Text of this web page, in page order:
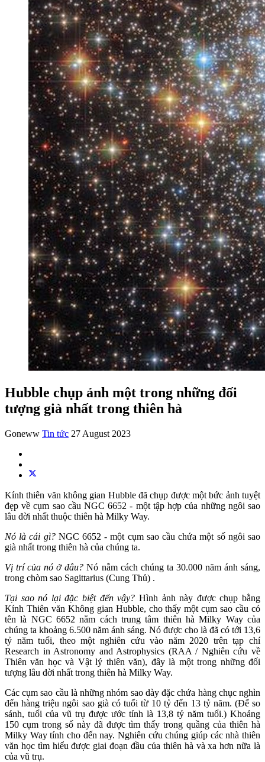
Hubble chụp ảnh một trong những đối
tượng già nhất trong thiên hà
Goneww Tin tức 27 August 2023
Kính thiên văn không gian Hubble đã chụp được một bức ảnh tuyệt
đẹp về cụm sao cầu NGC 6652 - một tập hợp của những ngôi sao
lâu đời nhất thuộc thiên hà Milky Way.
Nó là cái gì?NGC 6652 - một cụm sao cầu chứa một số ngôi sao
già nhất trong thiên hà của chúng ta.
Vị trí của nó ở đâu? Nó nằm cách chúng ta 30.000 năm ánh sáng,
trong chòm sao Sagittarius (Cung Thủ) .
Tại sao nó lại đặc biệt đến vậy? Hình ảnh này được chụp bằng
Kính Thiên văn Không gian Hubble, cho thấy một cụm sao cầu có
tên là NGC 6652 nằm cách trung tâm thiên hà Milky Way của
chúng ta khoảng 6.500 năm ánh sáng. Nó được cho là đã có tới 13,6
tỷ năm tuổi, theo một nghiên cứu vào năm 2020 trên tạp chí
Research in Astronomy and Astrophysics (RAA / Nghiên cứu về
Thiên văn học và Vật lý thiên văn), đây là một trong những đối
tượng lâu đời nhất trong thiên hà Milky Way.
Các cụm sao cầu là những nhóm sao dày đặc chứa hàng chục nghìn
đến hàng triệu ngôi sao già có tuổi từ 10 tỷ đến 13 tỷ năm. (Để so
sánh, tuổi của vũ trụ được ước tính là 13,8 tỷ năm tuổi.) Khoảng
150 cụm trong số này đã được tìm thấy trong quầng của thiên hà
Milky Way tính cho đến nay. Nghiên cứu chúng giúp các nhà thiên
văn học tìm hiểu được giai đoạn đầu của thiên hà và xa hơn nữa là
của vũ trụ.